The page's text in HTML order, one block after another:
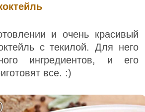
и очень красивый
с текилой. Для него
ингредиентов, и его
все. :)